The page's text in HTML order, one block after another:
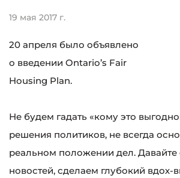
19 мая 2017 г.
20 апреля было объявлено
о введении Ontario’s Fair
Housing Plan.
Не будем гадать «кому это
решения политиков, не всегда
реальном положении дел. Давайте
новостей, сделаем глубокий вдох-